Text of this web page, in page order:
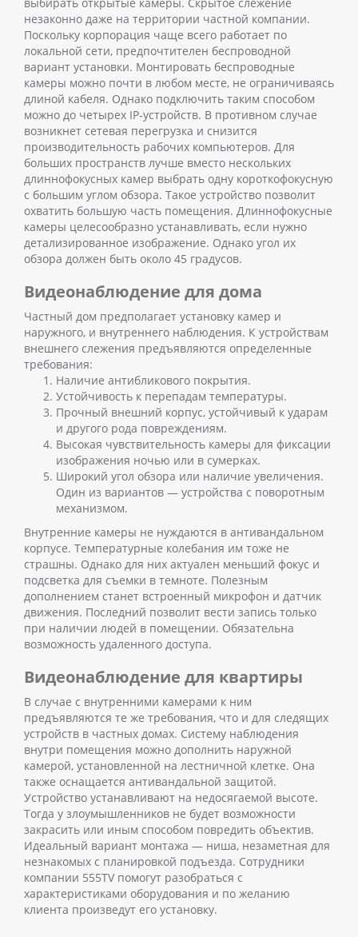
незаконно даже на территории частной компании.
Поскольку корпорация чаще всего работает по
локальной сети, предпочтителен беспроводной
вариант установки. Монтировать беспроводные
камеры можно почти в любом месте, не ограничиваясь
длиной кабеля. Однако подключить таким способом
можно до четырех IP-устройств. В противном случае
возникнет сетевая перегрузка и снизится
производительность рабочих компьютеров. Для
больших пространств лучше вместо нескольких
длиннофокусных камер выбрать одну короткофокусную
с большим углом обзора. Такое устройство позволит
охватить большую часть помещения. Длиннофокусные
камеры целесообразно устанавливать, если нужно
детализированное изображение. Однако угол их
обзора должен быть около 45 градусов.
Видеонаблюдение для дома
Частный дом предполагает установку камер и
наружного, и внутреннего наблюдения. К устройствам
внешнего слежения предъявляются определенные
требования:
Наличие антибликового покрытия.
Устойчивость к перепадам температуры.
Прочный внешний корпус, устойчивый к ударам
и другого рода повреждениям.
Высокая чувствительность камеры для фиксации
изображения ночью или в сумерках.
Широкий угол обзора или наличие увеличения.
Один из вариантов — устройства с поворотным
механизмом.
Внутренние камеры не нуждаются в антивандальном
корпусе. Температурные колебания им тоже не
страшны. Однако для них актуален меньший фокус и
подсветка для съемки в темноте. Полезным
дополнением станет встроенный микрофон и датчик
движения. Последний позволит вести запись только
при наличии людей в помещении. Обязательна
возможность удаленного доступа.
Видеонаблюдение для квартиры
В случае с внутренними камерами к ним
предъявляются те же требования, что и для следящих
устройств в частных домах. Систему наблюдения
внутри помещения можно дополнить наружной
камерой, установленной на лестничной клетке. Она
также оснащается антивандальной защитой.
Устройство устанавливают на недосягаемой высоте.
Тогда у злоумышленников не будет возможности
закрасить или иным способом повредить объектив.
Идеальный вариант монтажа — ниша, незаметная для
незнакомых с планировкой подъезда. Сотрудники
компании 555TV помогут разобраться с
характеристиками оборудования и по желанию
клиента произведут его установку.